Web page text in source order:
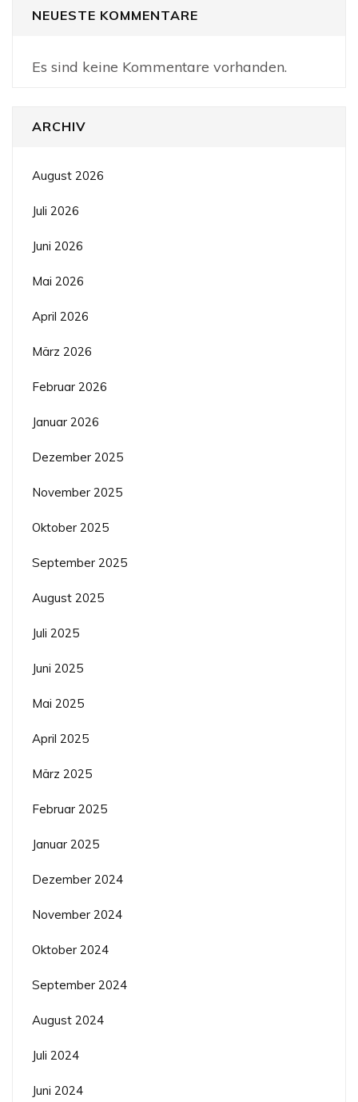
NEUESTE KOMMENTARE
Es sind keine Kommentare vorhanden.
ARCHIV
August 2026
Juli 2026
Juni 2026
Mai 2026
April 2026
März 2026
Februar 2026
Januar 2026
Dezember 2025
November 2025
Oktober 2025
September 2025
August 2025
Juli 2025
Juni 2025
Mai 2025
April 2025
März 2025
Februar 2025
Januar 2025
Dezember 2024
November 2024
Oktober 2024
September 2024
August 2024
Juli 2024
Juni 2024